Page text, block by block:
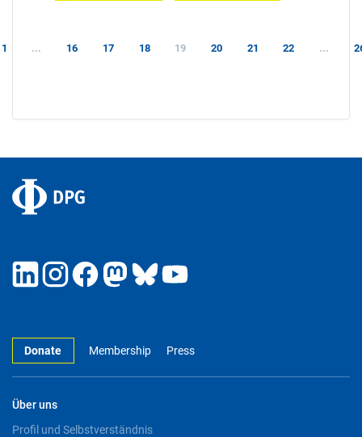
1 ... 16 17 18 19 20 21 22 ...
Donate Membership Press
Über uns
Profil und Selbstverständnis